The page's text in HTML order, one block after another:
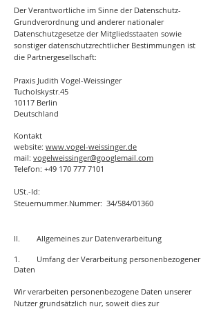
Der Verantwortliche im Sinne der Datenschutz-
Grundverordnung und anderer nationaler
Datenschutzgesetze der Mitgliedsstaaten sowie
sonstiger datenschutzrechtlicher Bestimmungen ist
die Partnergesellschaft:
Praxis Judith Vogel-Weissinger
Tucholskystr.45
10117 Berlin
Deutschland
Kontakt
website: www.vogel-weissinger.de
mail: vogelweissinger@googlemail.com
Telefon: +49 170 777 7101
USt.-Id:
Steuernummer.Nummer: 34/584/01360
II. Allgemeines zur Datenverarbeitung
1. Umfang der Verarbeitung personenbezogener
Daten
Wir verarbeiten personenbezogene Daten unserer
Nutzer grundsätzlich nur, soweit dies zur